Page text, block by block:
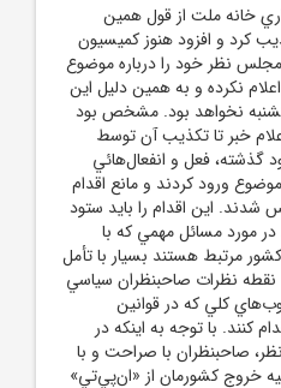
خانه ملت از قول همين
کرد و افزود هنوز کميسيون
نظر خود را درباره موضوع
نکرده و به همين دليل اين
نخواهد بود. مشخص بود
خبر تا تکذيب آن توسط
فعل و انفعال‌هائي
ورود کردند و مانع اقدام
شدند. اين اقدام را بايد ستود
مورد مسائل مهمي که با
مرتبط هستند بسيار با تأمل
‌نظرات صاحبنظران سياسي
کلي که در قوانين
کنند. با توجه به اينکه در
صاحبنظران با صراحت و با
خروج کشورمان از «ان‌پي‌تي»